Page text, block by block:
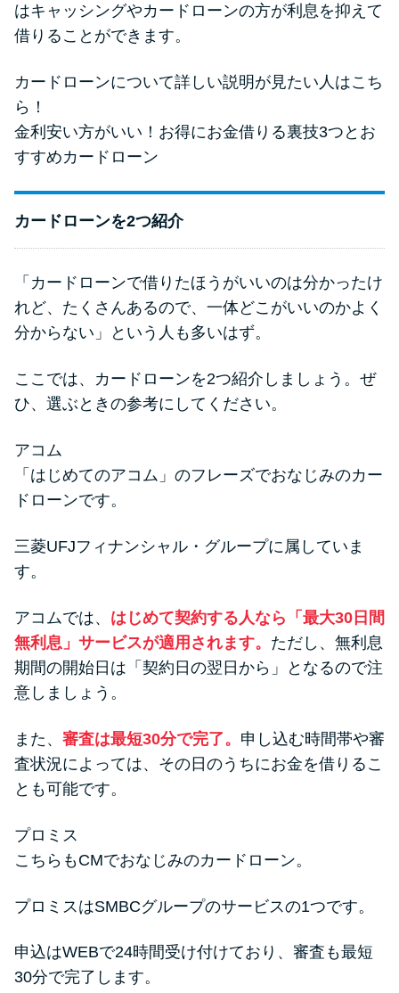
はキャッシングやカードローンの方が利息を抑えて
借りることができます。
カードローンについて詳しい説明が見たい人はこち
ら！
金利安い方がいい！お得にお金借りる裏技3つとお
すすめカードローン
カードローンを2つ紹介
「カードローンで借りたほうがいいのは分かったけ
れど、たくさんあるので、一体どこがいいのかよく
分からない」という人も多いはず。
ここでは、カードローンを2つ紹介しましょう。ぜ
ひ、選ぶときの参考にしてください。
アコム
「はじめてのアコム」のフレーズでおなじみのカー
ドローンです。
三菱UFJフィナンシャル・グループに属していま
す。
アコムでは、 はじめて契約する人なら「最大30日間
無利息」サービスが適用されます。 ただし、無利息
期間の開始日は「契約日の翌日から」となるので注
意しましょう。
また、 審査は最短30分で完了。 申し込む時間帯や審
査状況によっては、その日のうちにお金を借りるこ
とも可能です。
プロミス
こちらもCMでおなじみのカードローン。
プロミスはSMBCグループのサービスの1つです。
申込はWEBで24時間受け付けており、審査も最短
30分で完了します。